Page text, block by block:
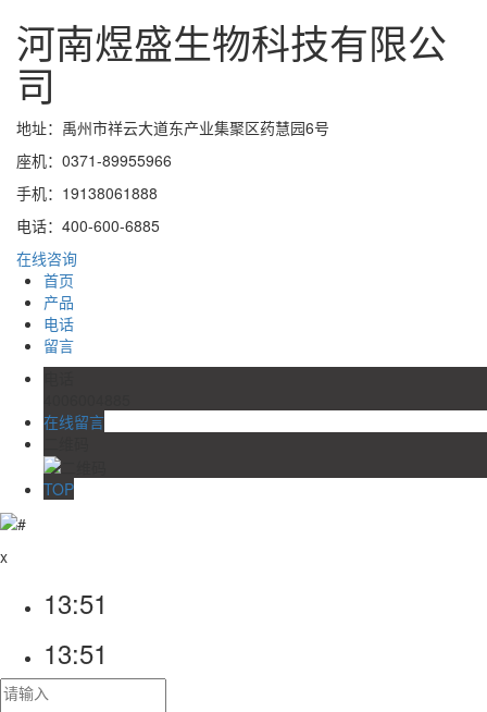
河南煜盛生物科技有限公
司
地址：禹州市祥云大道东产业集聚区药慧园6号
座机：0371-89955966
手机：19138061888
电话：400-600-6885
在线咨询
首页
产品
电话
留言
在线留言
TOP
x
13:51
13:51